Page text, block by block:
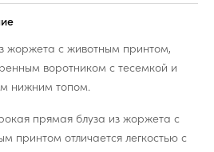
жоржета с животным принтом,
воротником с тесемкой и
нижним топом.
прямая блуза из жоржета с
принтом отличается легкостью с